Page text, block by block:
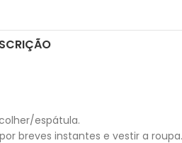
espátula.
breves instantes e vestir a roupa.